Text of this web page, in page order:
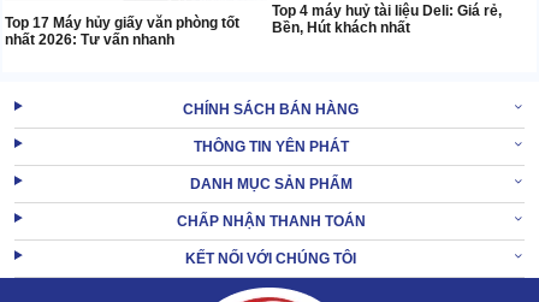
Top 17 Máy hủy giấy văn phòng tốt
nhất 2026: Tư vấn nhanh
Top 4 máy huỷ tài liệu Deli: Giá rẻ,
Bền, Hút khách nhất
CHÍNH SÁCH BÁN HÀNG
THÔNG TIN YÊN PHÁT
DANH MỤC SẢN PHẨM
CHẤP NHẬN THANH TOÁN
KẾT NỐI VỚI CHÚNG TÔI